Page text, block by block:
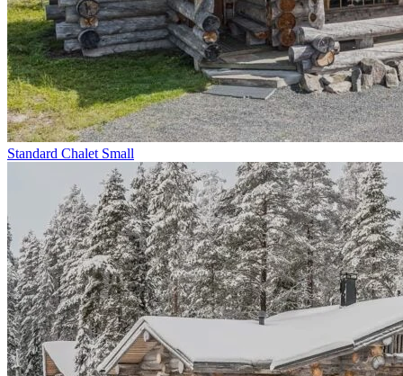
Standard Chalet Small